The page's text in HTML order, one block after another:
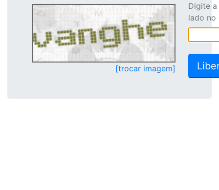
[trocar imagem]
Digite
lado no